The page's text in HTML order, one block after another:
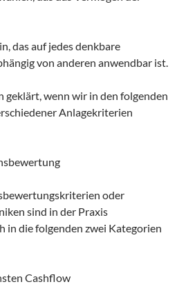
das auf jedes denkbare
von anderen anwendbar ist.
geklärt, wenn wir in den folgenden
Anlagekriterien
oder
sind in der Praxis
in die folgenden zwei Kategorien
Cashflow